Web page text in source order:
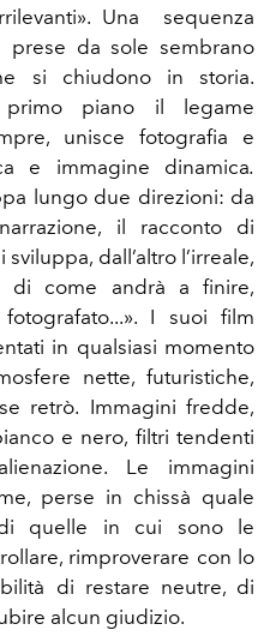
Una sequenza
prese da sole sembrano
si chiudono in storia.
piano il legame
unisce fotografia e
e immagine dinamica.
lungo due direzioni: da
il racconto di
dall’altro l’irreale,
di come andrà a finire,
I suoi film
in qualsiasi momento
nette, futuristiche,
retrò. Immagini fredde,
e nero, filtri tendenti
Le immagini
perse in chissà quale
quelle in cui sono le
rimproverare con lo
di restare neutre, di
alcun giudizio.